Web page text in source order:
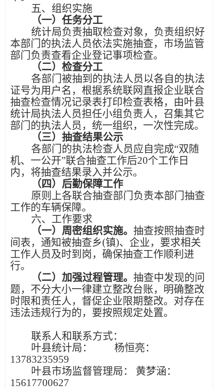
五、组织实施
（一） 任务分工
统计局负责抽取检查对象，负责组织好
本部门的执法人员依法实施抽查， 市场监管
部门负责查看企业登记事项检查。
（二） 检查分工
各部门被抽到的执法人员以各自的执法
证号为用户名，根据系统联网直报企业联合
抽查检查情况记录表打印检查表格，由叶县
统计局执法人员担任小组负责人，召集其它
部门的执法人员，统一组织，一次性完成。
（三） 抽查结果公示
各部门的执法检查人员应自完成“双随
机、一公开”联合抽查工作后20个工作日
内，将抽查结果录入并公示。
（四） 后勤保障工作
原则上各联合抽查部门负责本部门抽查
工作的车辆保障。
六、工作要求
（一） 周密组织实施。 抽查按照抽查时
间表，通知被抽查乡(镇)、企业，要求相关
工作人员及时到岗，确保抽查工作顺利进
行。
（二） 加强过程管理。 抽查中发现的问
题，不分大小一律建立整改台账，明确整改
时限和责任人，督促企业限期整改。对存在
违法违规行为的，要按照规定处置。
联系人和联系方式：
叶县统计局：
杨恒亮：
13783235959
叶县市场监督管理局：
黄梦涵：
15617700627